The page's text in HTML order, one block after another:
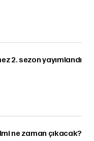
2. sezon yayımlandı
ne zaman çıkacak?